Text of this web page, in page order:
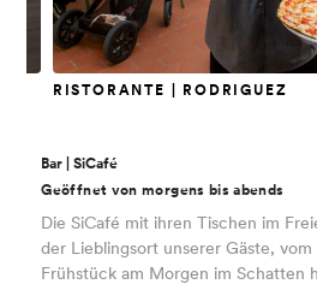
RISTORANTE | RODRIGUEZ
Bar | SiCafé
Geöffnet von morgens bis abends
Die SiCafé mit ihren Tischen im
der Lieblingsort unserer Gäste,
Frühstück am Morgen im Schatten